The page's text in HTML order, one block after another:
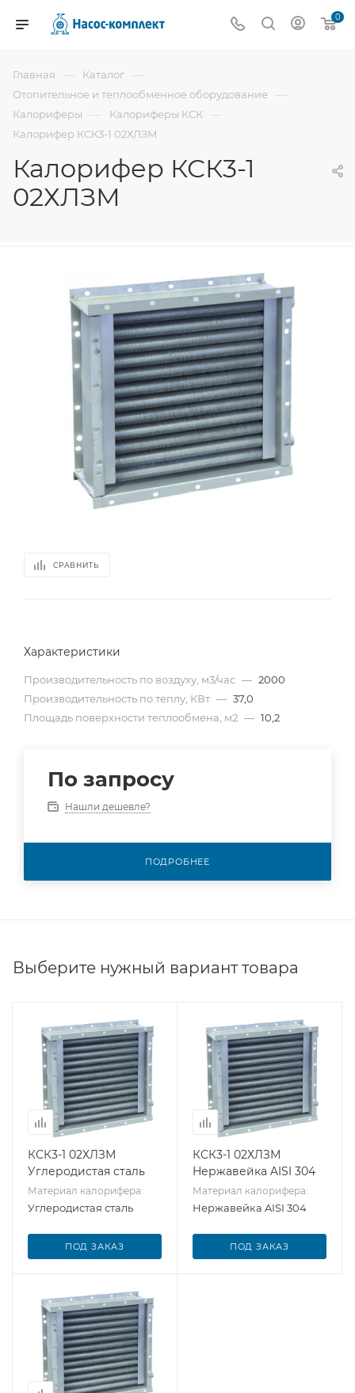
0
Главная — Каталог —
Отопительное и теплообменное оборудование —
Калориферы — Калориферы КСК —
Калорифер КСК3-1 02ХЛЗМ
Калорифер КСК3-1
02ХЛЗМ
СРАВНИТЬ
Характеристики
Производительность по воздуху, м3/час — 2000
Производительность по теплу, КВт — 37,0
Площадь поверхности теплообмена, м2 — 10,2
По запросу
Нашли дешевле?
ПОДРОБНЕЕ
Выберите нужный вариант товара
КСК3-1 02ХЛЗМ
Углеродистая сталь
Материал калорифера:
Углеродистая сталь
ПОД ЗАКАЗ
КСК3-1 02ХЛЗМ
Нержавейка AISI 304
Материал калорифера:
Нержавейка AISI 304
ПОД ЗАКАЗ